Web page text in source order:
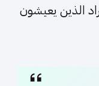
الذين يعيشون